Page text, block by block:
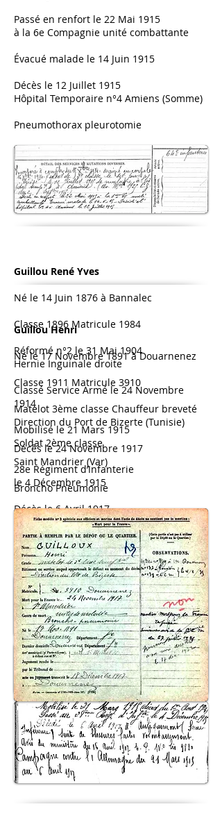
Passé en renfort le 22 Mai 1915
à la 6e Compagnie unité combattante
Évacué malade le 14 Juin 1915
Décès le 12 Juillet 1915
Hôpital Temporaire n°4 Amiens (Somme)
Pneumothorax pleurotomie
Guillou René Yves
Né le 14 Juin 1876 à Bannalec
Classe 1896 Matricule 1984
Réformé n°2 le 31 Mai 1904
Hernie Inguinale droite
Classé Service Armé le 24 Novembre
1914
Mobilisé le 21 Mars 1915
Soldat 2ème classe
28e Régimentd’Infanterie
le 4 Décembre 1915
Décès le 6 Avril 1917
Aubéguimont (Seine Maritime)
Suicide
Blessures faites volontairement
Guillou Henri
Né le 17 Novembre 1891 à Douarnenez
Classe 1911 Matricule 3910
Matelot 3ème classe Chauffeur breveté
Direction du Port de Bizerte (Tunisie)
Décès le 24 Novembre 1917
Saint Mandrier (Var)
Broncho Pneumonie